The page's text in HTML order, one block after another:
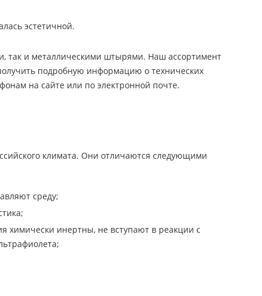
эстетичной.
так и металлическими штырями. Наш ассортимент
подробную информацию о технических
на сайте или по электронной почте.
климата. Они отличаются следующими
среду;
химически инертны, не вступают в реакции с